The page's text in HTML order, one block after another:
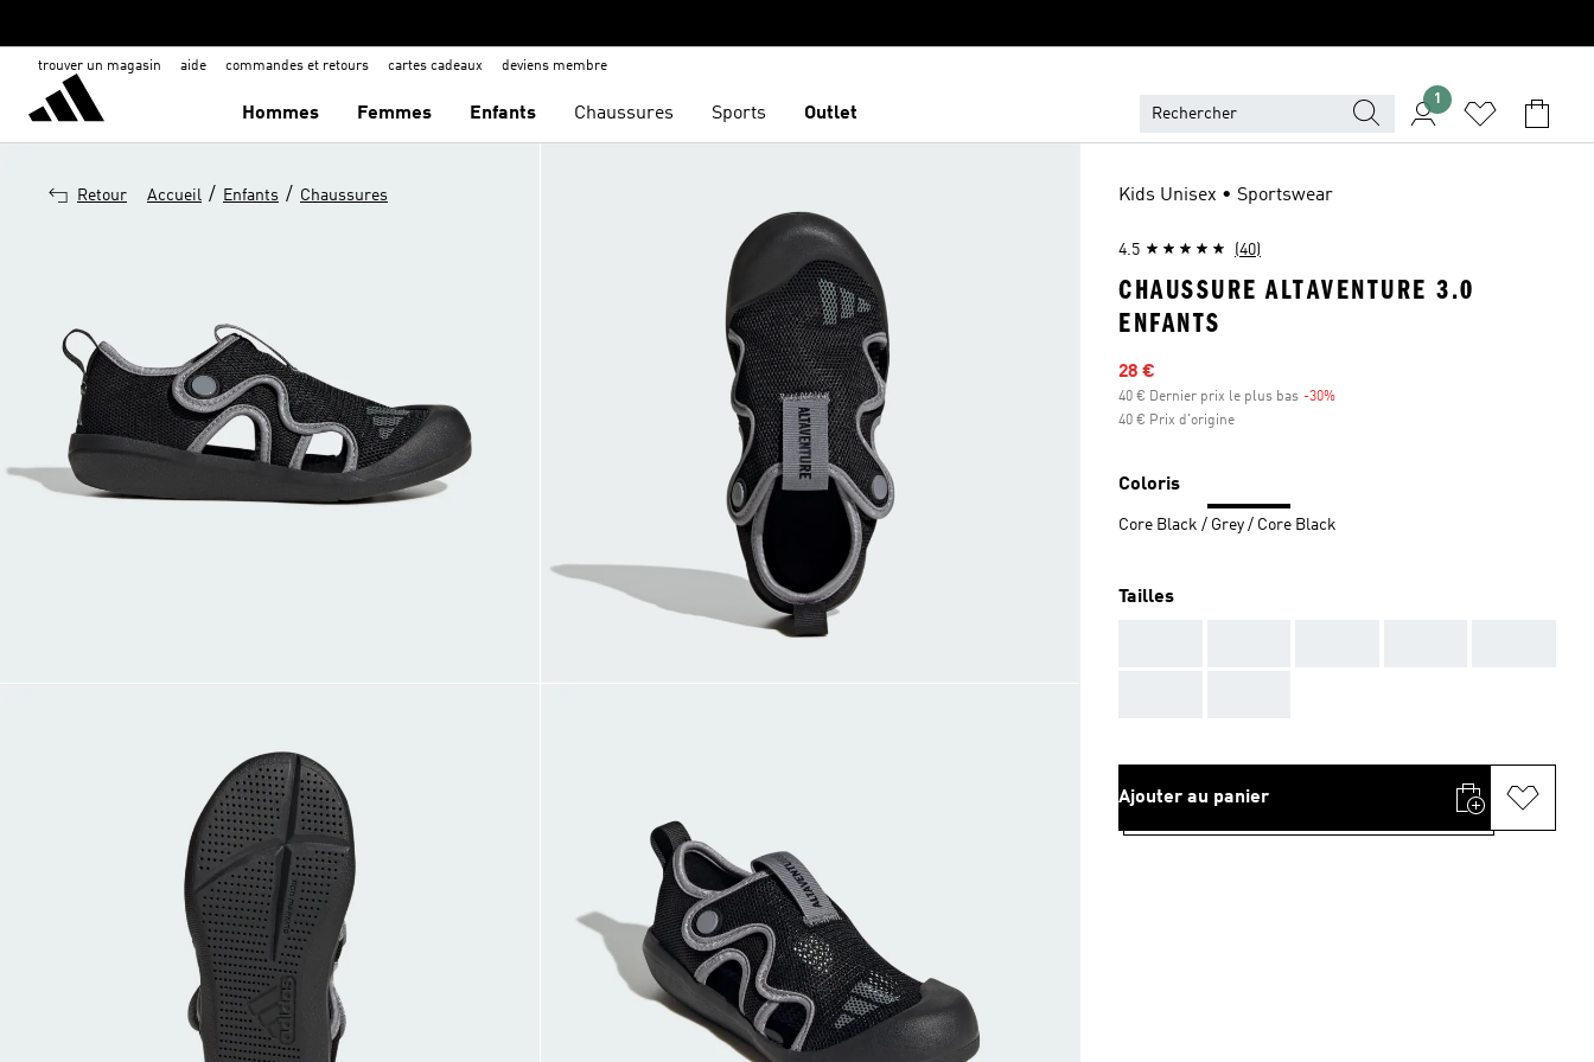
trouver un magasin aide commandes et retours cartes cadeaux deviens membre
Hommes Femmes Enfants Chaussures Sports Outlet
1
Retour Accueil / Enfants / Chaussures Kids Unisex • Sportswear
4.5 (40)
CHAUSSURE ALTAVENTURE 3.0
ENFANTS
Prix en promo
28 €
40 € Dernier prix le plus bas -30%
40 € Prix d'origine
Coloris
Core Black / Grey / Core Black
Tailles
Ajouter au panier